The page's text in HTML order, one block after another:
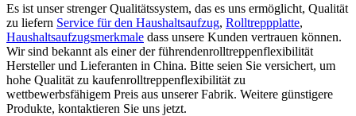
Es ist unser strenger Qualitätssystem, das es uns ermöglicht, Qualität
zu liefern Service für den Haushaltsaufzug, Rolltreppplatte,
Haushaltsaufzugsmerkmale dass unsere Kunden vertrauen können.
Wir sind bekannt als einer der führendenrolltreppenflexibilität
Hersteller und Lieferanten in China. Bitte seien Sie versichert, um
hohe Qualität zu kaufenrolltreppenflexibilität zu
wettbewerbsfähigem Preis aus unserer Fabrik. Weitere günstigere
Produkte, kontaktieren Sie uns jetzt.